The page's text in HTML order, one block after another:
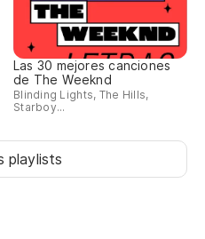
Las 30 mejores canciones
de The Weeknd
Blinding Lights, The Hills,
Starboy...
playlists